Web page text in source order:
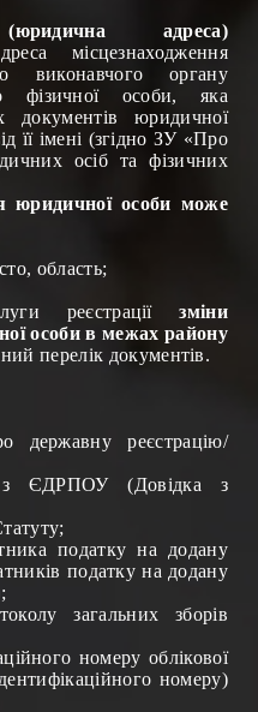
(юридична адреса)
місцезнаходження
виконавчого органу
фізичної особи, яка
документів юридичної
її імені (згідно ЗУ «Про
осіб та фізичних
юридичної особи може
область;
реєстраціїзміни
особи в межах району
перелік документів.
державну реєстрацію/
з ЄДРПОУ (Довідка з
податку на додану
податку на додану
;
загальних зборів
номеру облікової
номеру)